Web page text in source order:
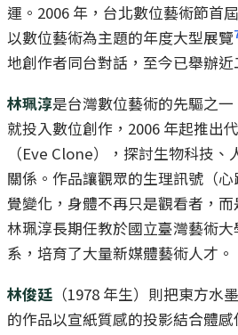
運。2006 年，台北數位藝術節首
以數位藝術為主題的年度大型展覽
地創作者同台對話，至今已舉辦近
林珮淳是台灣數位藝術的先驅之
就投入數位創作，2006 年起推出
（Eve Clone），探討生物科技
關係。作品讓觀眾的生理訊號（
覺變化，身體不再只是觀看者，而
林珮淳長期任教於國立臺灣藝術
系，培育了大量新媒體藝術人才。
林俊廷 （1978 年生）則把東方水
的作品以宣紙質感的投影結合體